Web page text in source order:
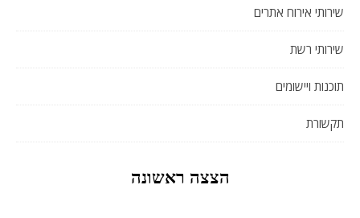
שירותי אירוח אתרים
שירותי רשת
תוכנות ויישומים
תקשורת
הצצה ראשונה